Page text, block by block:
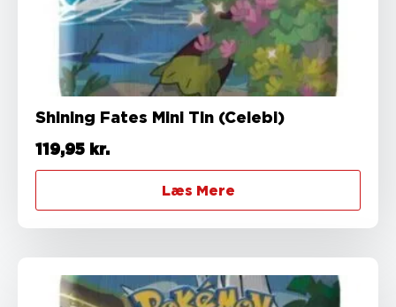
Shining Fates Mini Tin (Celebi)
119,95 kr.
Læs Mere